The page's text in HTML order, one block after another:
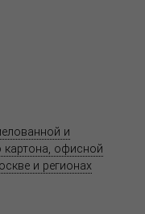
и
картона, офисной
и регионах